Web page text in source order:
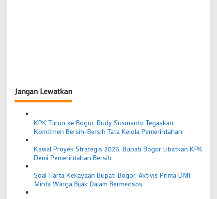
Jangan Lewatkan
KPK Turun ke Bogor, Rudy Susmanto Tegaskan
Komitmen Bersih-Bersih Tata Kelola Pemerintahan
Kawal Proyek Strategis 2026, Bupati Bogor Libatkan KPK
Demi Pemerintahan Bersih
Soal Harta Kekayaan Bupati Bogor, Aktivis Prima DMI
Minta Warga Bijak Dalam Bermedsos